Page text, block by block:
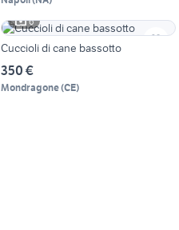
6
Cuccioli di cane bassotto
350 €
Mondragone(CE)